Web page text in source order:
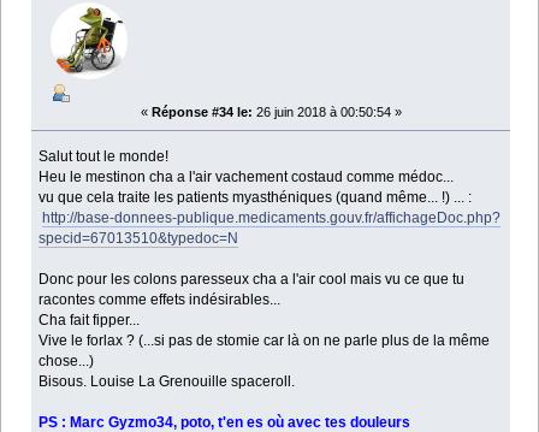
« Réponse #34 le: 26 juin 2018 à 00:50:54 »
Salut tout le monde!
Heu le mestinon cha a l'air vachement costaud comme médoc...
vu que cela traite les patients myasthéniques (quand même... !) ... :
http://base-donnees-publique.medicaments.gouv.fr/affichageDoc.php?
specid=67013510&typedoc=N
Donc pour les colons paresseux cha a l'air cool mais vu ce que tu
racontes comme effets indésirables...
Cha fait fipper...
Vive le forlax ? (...si pas de stomie car là on ne parle plus de la même
chose...)
Bisous. Louise La Grenouille spaceroll.
PS : Marc Gyzmo34, poto, t'en es où avec tes douleurs